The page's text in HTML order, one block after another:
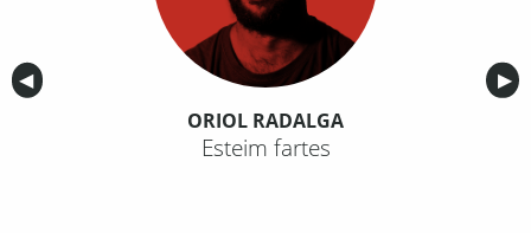
Anterior
◀︎ ▶︎
ORIOL RADALGA
Esteim fartes